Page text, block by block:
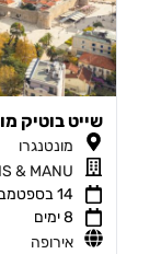
שייט בוטיק
מונטנגרו
& MANU
14 בספטמבר, 2026
8 ימים
אירופה